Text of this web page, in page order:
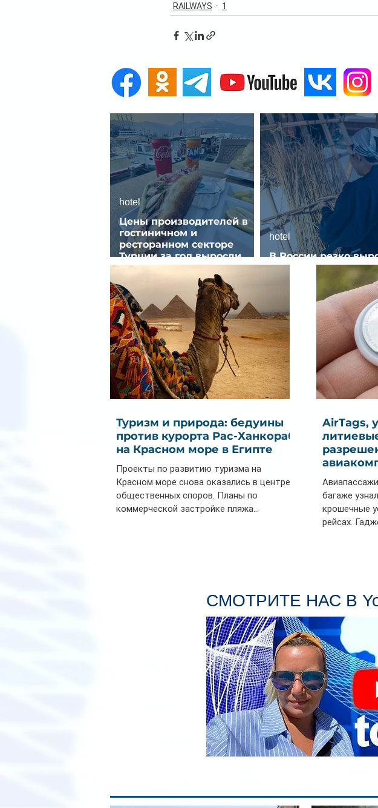
RAILWAYS 1
Цены производителей в
гостиничном и
ресторанном секторе
Турции за год выросли
почти на 32%
hotel
В России резко
спрос на отели без
hotel
Туризм и природа: бедуины
против курорта Рас-Ханкораб
на Красном море в Египте
Проекты по развитию туризма на
Красном море снова оказались в центре
общественных споров. Планы по
коммерческой застройке пляжа...
AirTags,
багаже
крошечные
рейсах.
СМОТРИТЕ НАС В